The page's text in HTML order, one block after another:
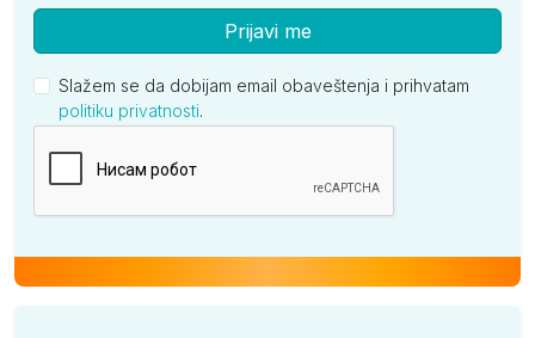
Prijavi me
Slažem se da dobijam email obaveštenja i prihvatam
politiku privatnosti.